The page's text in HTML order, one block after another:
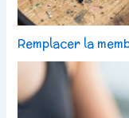
Remplacer la